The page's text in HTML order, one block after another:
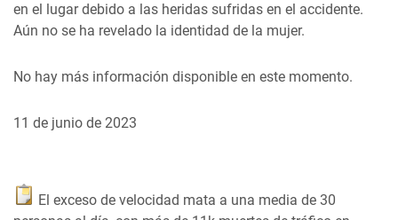
en el lugar debido a las heridas sufridas en el accidente.
Aún no se ha revelado la identidad de la mujer.
No hay más información disponible en este momento.
11 de junio de 2023
El exceso de velocidad mata a una media de 30